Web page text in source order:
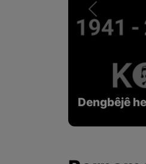
Îlam,
Previous